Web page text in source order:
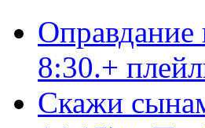
Оправдание
8:30.+
Скажи